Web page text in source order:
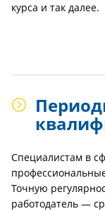
курса и так далее.
Специалистам в
Точную
работодатель —